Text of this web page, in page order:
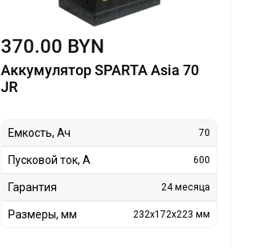
370.00 BYN
Аккумулятор SPARTA Asia 70
JR
Емкость, Ач 70
Пусковой ток, А 600
Гарантия 24 месяца
Размеры, мм 232х172х223 мм